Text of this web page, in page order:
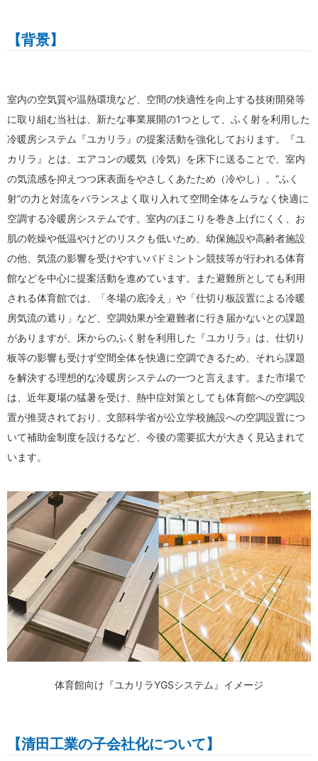
【背景】
室内の空気質や温熱環境など、空間の快適性を向上する技術開発等
に取り組む当社は、新たな事業展開の1つとして、ふく射を利用した
冷暖房システム『ユカリラ』の提案活動を強化しております。『ユ
カリラ』とは、エアコンの暖気（冷気）を床下に送ることで、室内
の気流感を抑えつつ床表面をやさしくあたため（冷やし）、“ふく
射”の力と対流をバランスよく取り入れて空間全体をムラなく快適に
空調する冷暖房システムです。室内のほこりを巻き上げにくく、お
肌の乾燥や低温やけどのリスクも低いため、幼保施設や高齢者施設
の他、気流の影響を受けやすいバドミントン競技等が行われる体育
館などを中心に提案活動を進めています。また避難所としても利用
される体育館では、「冬場の底冷え」や「仕切り板設置による冷暖
房気流の遮り」など、空調効果が全避難者に行き届かないとの課題
がありますが、床からのふく射を利用した『ユカリラ』は、仕切り
板等の影響も受けず空間全体を快適に空調できるため、それら課題
を解決する理想的な冷暖房システムの一つと言えます。また市場で
は、近年夏場の猛暑を受け、熱中症対策としても体育館への空調設
置が推奨されており、文部科学省が公立学校施設への空調設置につ
いて補助金制度を設けるなど、今後の需要拡大が大きく見込まれて
います。
体育館向け『ユカリラYGSシステム』イメージ
【清田工業の子会社化について】